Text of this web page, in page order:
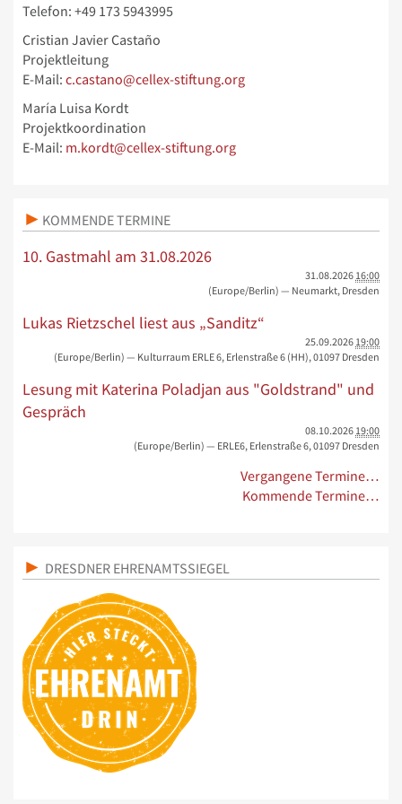
Telefon: +49 173 5943995
Cristian Javier Castaño
Projektleitung
E-Mail: c.castano@cellex-stiftung.org
María Luisa Kordt
Projektkoordination
E-Mail: m.kordt@cellex-stiftung.org
KOMMENDE TERMINE
10. Gastmahl am 31.08.2026
31.08.2026 16:00
(Europe/Berlin) — Neumarkt, Dresden
Lukas Rietzschel liest aus „Sanditz“
25.09.2026 19:00
(Europe/Berlin) — Kulturraum ERLE 6, Erlenstraße 6 (HH), 01097 Dresden
Lesung mit Katerina Poladjan aus "Goldstrand" und
Gespräch
08.10.2026 19:00
(Europe/Berlin) — ERLE6, Erlenstraße 6, 01097 Dresden
Vergangene Termine…
Kommende Termine…
DRESDNER EHRENAMTSSIEGEL